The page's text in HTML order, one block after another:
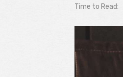
Time to Read: